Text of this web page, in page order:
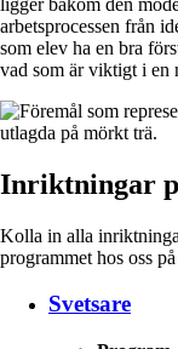
arbetsprocessen från
som elev ha en bra
vad som är viktigt i en
Inriktningar
Kolla in alla
programmet hos oss
Svetsare